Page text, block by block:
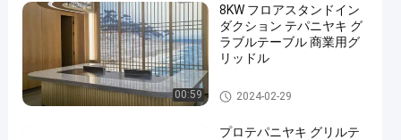
バ
ナ
ー
の
00:59
8KW フロアスタンドイン
ダクション テパニヤキ グ
ラブルテーブル 商業用グ
リッドル
Teppanyakiのグリルのテーブ
ル
2024-02-29
プロテパニヤキ グリルテ